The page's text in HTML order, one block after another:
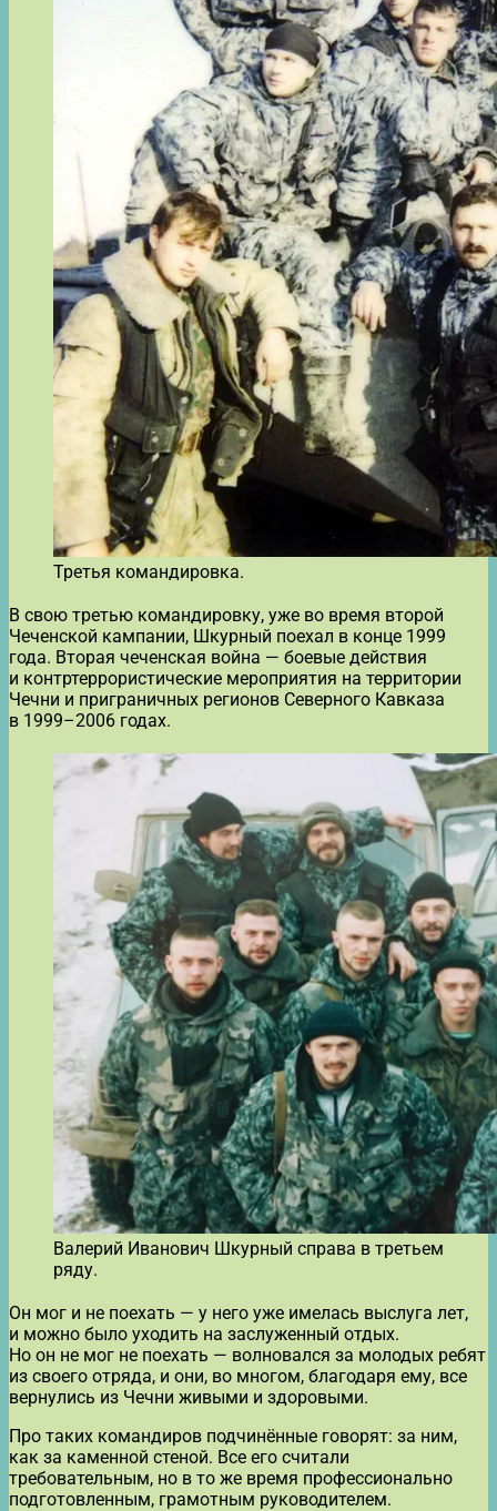
Третья командировка.
В свою третью командировку, уже во время второй
Чеченской кампании, Шкурный поехал в конце 1999
года. Вторая чеченская война — боевые действия
и контртеррористические мероприятия на территории
Чечни и приграничных регионов Северного Кавказа
в 1999–2006 годах.
Валерий Иванович Шкурный справа в третьем
ряду.
Он мог и не поехать — у него уже имелась выслуга лет,
и можно было уходить на заслуженный отдых.
Но он не мог не поехать — волновался за молодых ребят
из своего отряда, и они, во многом, благодаря ему, все
вернулись из Чечни живыми и здоровыми.
Про таких командиров подчинённые говорят: за ним,
как за каменной стеной. Все его считали
требовательным, но в то же время профессионально
подготовленным, грамотным руководителем.